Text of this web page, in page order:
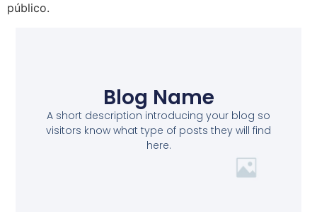
público.
Blog Name
A short description introducing your blog so
visitors know what type of posts they will find
here.